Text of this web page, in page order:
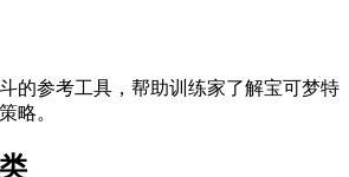
的参考工具，帮助训练家了解宝可梦特
略。